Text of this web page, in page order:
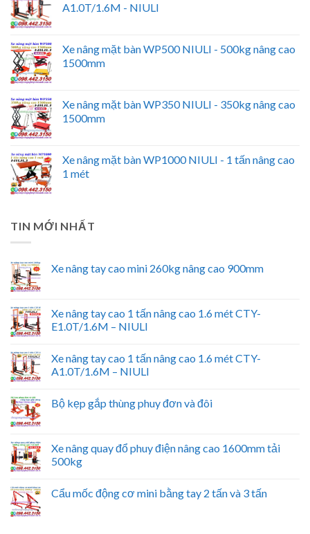
A1.0T/1.6M - NIULI
Xe nâng mặt bàn WP500 NIULI - 500kg nâng cao
1500mm
Xe nâng mặt bàn WP350 NIULI - 350kg nâng cao
1500mm
Xe nâng mặt bàn WP1000 NIULI - 1 tấn nâng cao
1 mét
TIN MỚI NHẤT
Xe nâng tay cao mini 260kg nâng cao 900mm
Xe nâng tay cao 1 tấn nâng cao 1.6 mét CTY-
E1.0T/1.6M – NIULI
Xe nâng tay cao 1 tấn nâng cao 1.6 mét CTY-
A1.0T/1.6M – NIULI
Bộ kẹp gắp thùng phuy đơn và đôi
Xe nâng quay đổ phuy điện nâng cao 1600mm tải
500kg
Cẩu mốc động cơ mini bằng tay 2 tấn và 3 tấn